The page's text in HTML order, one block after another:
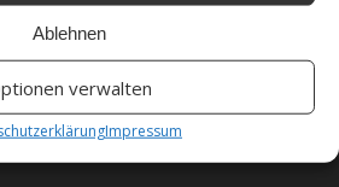
Ablehnen
verwalten
Impressum
verdiene ich an qualifizierten
Verkäufen.